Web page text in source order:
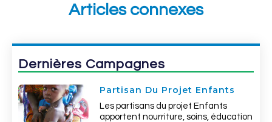
Articles connexes
Dernières Campagnes
Partisan Du Projet Enfants
Les partisans du projet Enfants
apportent nourriture, soins, éducation